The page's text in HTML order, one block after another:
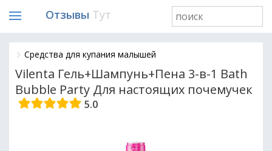
Отзывы Тут
Средства для купания малышей
Vilenta Гель+Шампунь+Пена 3-в-1 Bath
Bubble Party Для настоящих почемучек
5.0